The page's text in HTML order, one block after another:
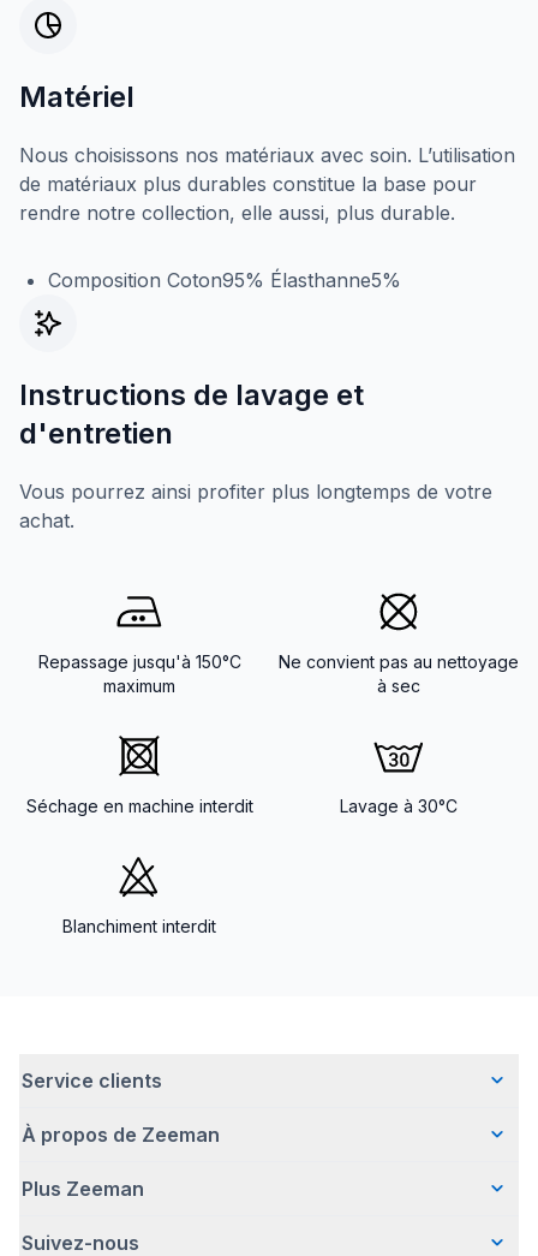
Matériel
Nous choisissons nos matériaux avec soin. L’utilisation
de matériaux plus durables constitue la base pour
rendre notre collection, elle aussi, plus durable.
Composition Coton95% Élasthanne5%
Instructions de lavage et
d'entretien
Vous pourrez ainsi profiter plus longtemps de votre
achat.
Repassage jusqu'à 150°C
maximum
Ne convient pas au nettoyage
à sec
Séchage en machine interdit Lavage à 30°C
Blanchiment interdit
Service clients
Questions fréquentes
Livraison
À propos de Zeeman
Qui sommes-nous ?
Plus Zeeman
Communiqué de presse
Suivez-nous